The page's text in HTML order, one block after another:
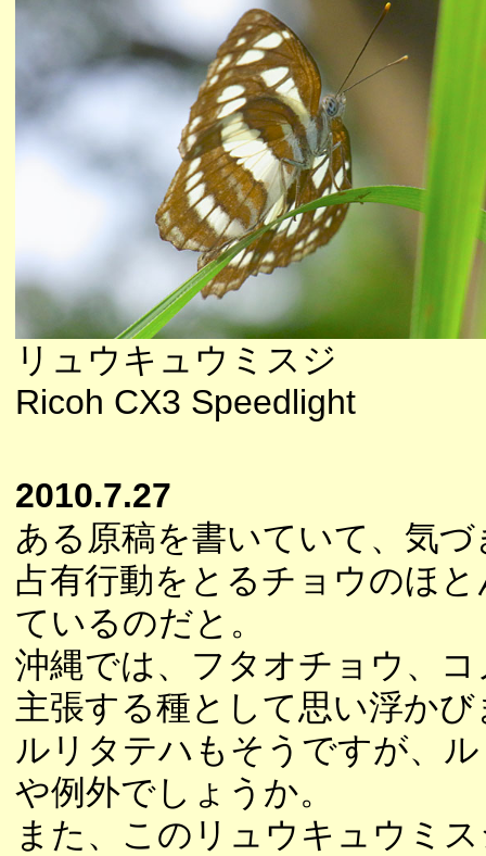
リュウキュウミスジ
Ricoh CX3 Speedlight
2010.7.27
ある原稿を書いていて、気
占有行動をとるチョウのほ
ているのだと。
沖縄では、フタオチョウ、
主張する種として思い浮かび
ルリタテハもそうですが、
や例外でしょうか。
また、このリュウキュウミ